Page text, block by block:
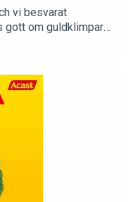
vi besvarat
gott om guldklimpar i
vi våra favoriter –
förtjänar en lyssning
kommer helt nya
Peter